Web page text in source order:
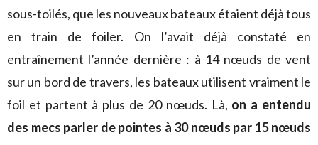
sous-toilés, que les nouveaux bateaux étaient déjà tous
en train de foiler. On l’avait déjà constaté en
entraînement l’année dernière : à 14 nœuds de vent
sur un bord de travers, les bateaux utilisent vraiment le
foil et partent à plus de 20 nœuds. Là, on a entendu
des mecs parler de pointes à 30 nœuds par 15 nœuds